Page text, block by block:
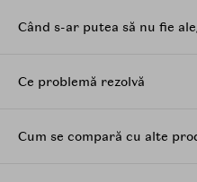
Când s-ar putea să nu fie
Ce problemă rezolvă
Cum se compară cu alte